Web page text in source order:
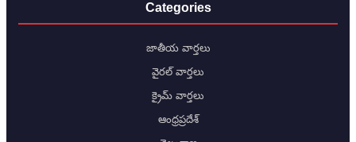
Categories
జాతీయ వార్తలు
వైరల్ వార్తలు
క్రైమ్ వార్తలు
ఆంధ్రప్రదేశ్